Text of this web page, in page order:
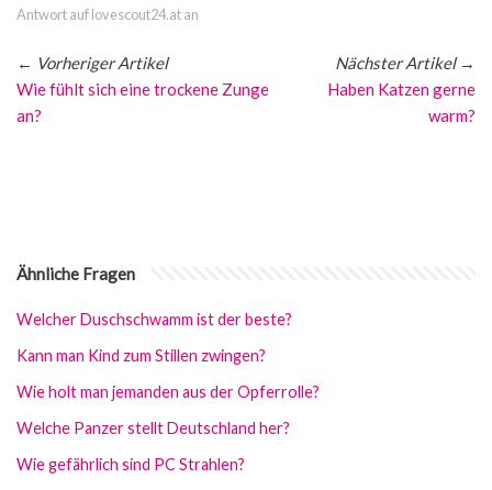
Antwort auf lovescout24.at an
← Vorheriger Artikel
Wie fühlt sich eine trockene Zunge
an?
Nächster Artikel→
Haben Katzen gerne
warm?
Ähnliche Fragen
Welcher Duschschwamm ist der beste?
Kann man Kind zum Stillen zwingen?
Wie holt man jemanden aus der Opferrolle?
Welche Panzer stellt Deutschland her?
Wie gefährlich sind PC Strahlen?